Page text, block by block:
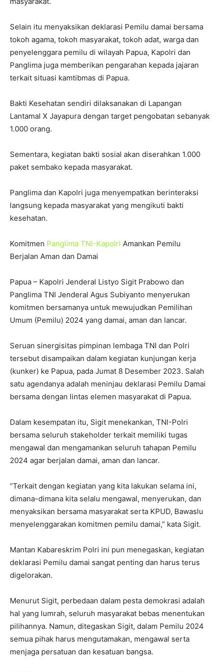
Selain itu menyaksikan deklarasi Pemilu damai bersama
tokoh agama, tokoh masyarakat, tokoh adat, warga dan
penyelenggara pemilu di wilayah Papua, Kapolri dan
Panglima juga memberikan pengarahan kepada jajaran
terkait situasi kamtibmas di Papua.
Bakti Kesehatan sendiri dilaksanakan di Lapangan
Lantamal X Jayapura dengan target pengobatan sebanyak
1.000 orang.
Sementara, kegiatan bakti sosial akan diserahkan 1.000
paket sembako kepada masyarakat.
Panglima dan Kapolri juga menyempatkan berinteraksi
langsung kepada masyarakat yang mengikuti bakti
kesehatan.
Komitmen Panglima TNI-Kapolri Amankan Pemilu
Berjalan Aman dan Damai
Papua – Kapolri Jenderal Listyo Sigit Prabowo dan
Panglima TNI Jenderal Agus Subiyanto menyerukan
komitmen bersamanya untuk mewujudkan Pemilihan
Umum (Pemilu) 2024 yang damai, aman dan lancar.
Seruan sinergisitas pimpinan lembaga TNI dan Polri
tersebut disampaikan dalam kegiatan kunjungan kerja
(kunker) ke Papua, pada Jumat 8 Desember 2023. Salah
satu agendanya adalah meninjau deklarasi Pemilu Damai
bersama dengan lintas elemen masyarakat di Papua.
Dalam kesempatan itu, Sigit menekankan, TNI-Polri
bersama seluruh stakeholder terkait memiliki tugas
mengawal dan mengamankan seluruh tahapan Pemilu
2024 agar berjalan damai, aman dan lancar.
“Terkait dengan kegiatan yang kita lakukan selama ini,
dimana-dimana kita selalu mengawal, menyerukan, dan
menyaksikan bersama masyarakat serta KPUD, Bawaslu
menyelenggarakan komitmen pemilu damai,” kata Sigit.
Mantan Kabareskrim Polri ini pun menegaskan, kegiatan
deklarasi Pemilu damai sangat penting dan harus terus
digelorakan.
Menurut Sigit, perbedaan dalam pesta demokrasi adalah
hal yang lumrah, seluruh masyarakat bebas menentukan
pilihannya. Namun, ditegaskan Sigit, dalam Pemilu 2024
semua pihak harus mengutamakan, mengawal serta
menjaga persatuan dan kesatuan bangsa.